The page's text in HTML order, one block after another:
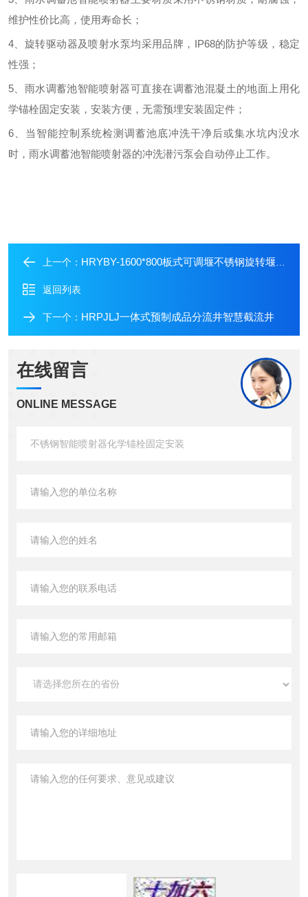
维护性价比高，使用寿命长；
4、旋转驱动器及喷射水泵均采用品牌，IP68的防护等级， 稳定
性强 ；
5、雨水调蓄池智能喷射器可直接在调蓄池混凝土的地面上用化
学锚栓固定安装，安装方便，无需预埋安装固定件；
6、当智能控制系统检测调蓄池底冲洗干净后或集水坑内没水
时，雨水调蓄池智能喷射器的冲洗潜污泵会自动停止工作。
上一个： HRYBY-1600*800板式可调堰不锈钢旋转堰门安装于截流井内
返回列表
下一个： HRPJLJ一体式预制成品分流井智慧截流井
在线留言
ONLINE MESSAGE